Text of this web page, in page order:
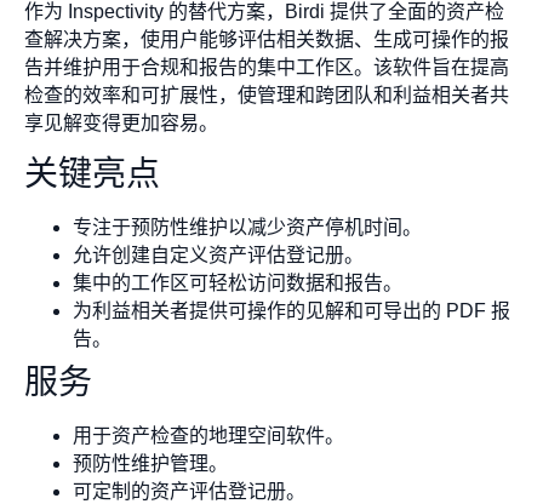
作为 Inspectivity 的替代方案，Birdi 提供了全面的资产检
查解决方案，使用户能够评估相关数据、生成可操作的报
告并维护用于合规和报告的集中工作区。该软件旨在提高
检查的效率和可扩展性，使管理和跨团队和利益相关者共
享见解变得更加容易。
关键亮点
专注于预防性维护以减少资产停机时间。
允许创建自定义资产评估登记册。
集中的工作区可轻松访问数据和报告。
为利益相关者提供可操作的见解和可导出的 PDF 报
告。
服务
用于资产检查的地理空间软件。
预防性维护管理。
可定制的资产评估登记册。